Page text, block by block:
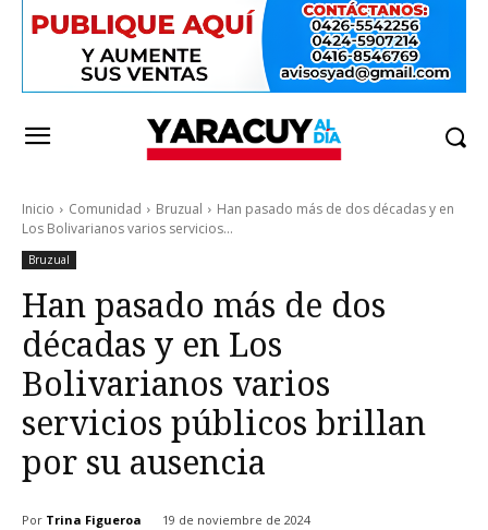
Inicio Comunidad Bruzual
Han pasado más de dos décadas y en
Los Bolivarianos varios servicios...
Bruzual
Han pasado más de dos
décadas y en Los
Bolivarianos varios
servicios públicos brillan
por su ausencia
Por Trina Figueroa 19 de noviembre de 2024